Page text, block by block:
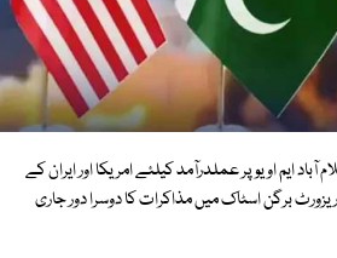
ایم او یو پر عملدرآمد کیلئے امریکا اور ایران کے
برگن اسٹاک میں مذاکرات کا دوسرا دور جاری